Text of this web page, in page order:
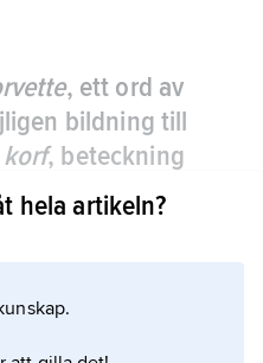
, ett ord av
bildning till
korf, beteckning
örlogsfartyg med
främst
en fransk, ganska
hela artikeln?